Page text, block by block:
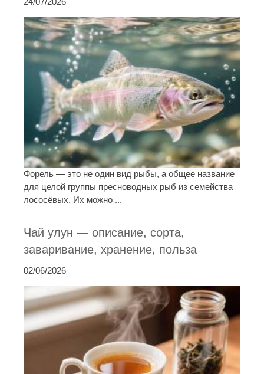
Форель — это не один вид рыбы, а общее название
для целой группы пресноводных рыб из семейства
лососёвых. Их можно ...
Чай улун — описание, сорта,
заваривание, хранение, польза
02/06/2026